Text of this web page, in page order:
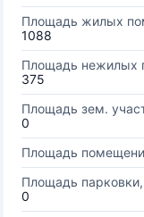
Площадь жилых
1088
Площадь нежилых
375
Площадь зем.
0
Площадь
Площадь
0